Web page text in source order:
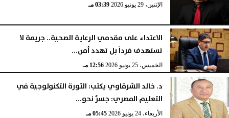
الإثنين، 29 يونيو 2026 03:39 مـ
الاعتداء على مقدمي الرعاية الصحية.. جريمة لا
تستهدف فرداً بل تهدد أمن...
الخميس، 25 يونيو 2026 12:56 مـ
د. خالد الشرقاوي يكتب: الثورة التكنولوجية في
التعليم المصري: جسرٌ نحو...
الأربعاء، 24 يونيو 2026 05:45 مـ